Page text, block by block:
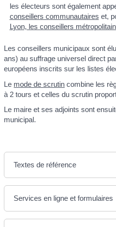
les électeurs sont également
conseillers communautaires et,
Lyon, les conseillers
Les conseillers municipaux sont
ans) au suffrage universel direct
européens inscrits sur les listes
Le mode de scrutin combine les
à 2 tours et celles du scrutin
Le maire et ses adjoints sont
municipal.
Textes de référence
Services en ligne et formulaires